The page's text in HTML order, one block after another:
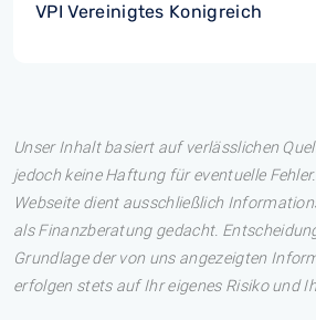
VPI Vereinigtes Konigreich
Unser Inhalt basiert auf verlässlichen
jedoch keine Haftung für eventuelle
Webseite dient ausschließlich
als Finanzberatung gedacht.
Grundlage der von uns angezeigten
erfolgen stets auf Ihr eigenes Risiko und